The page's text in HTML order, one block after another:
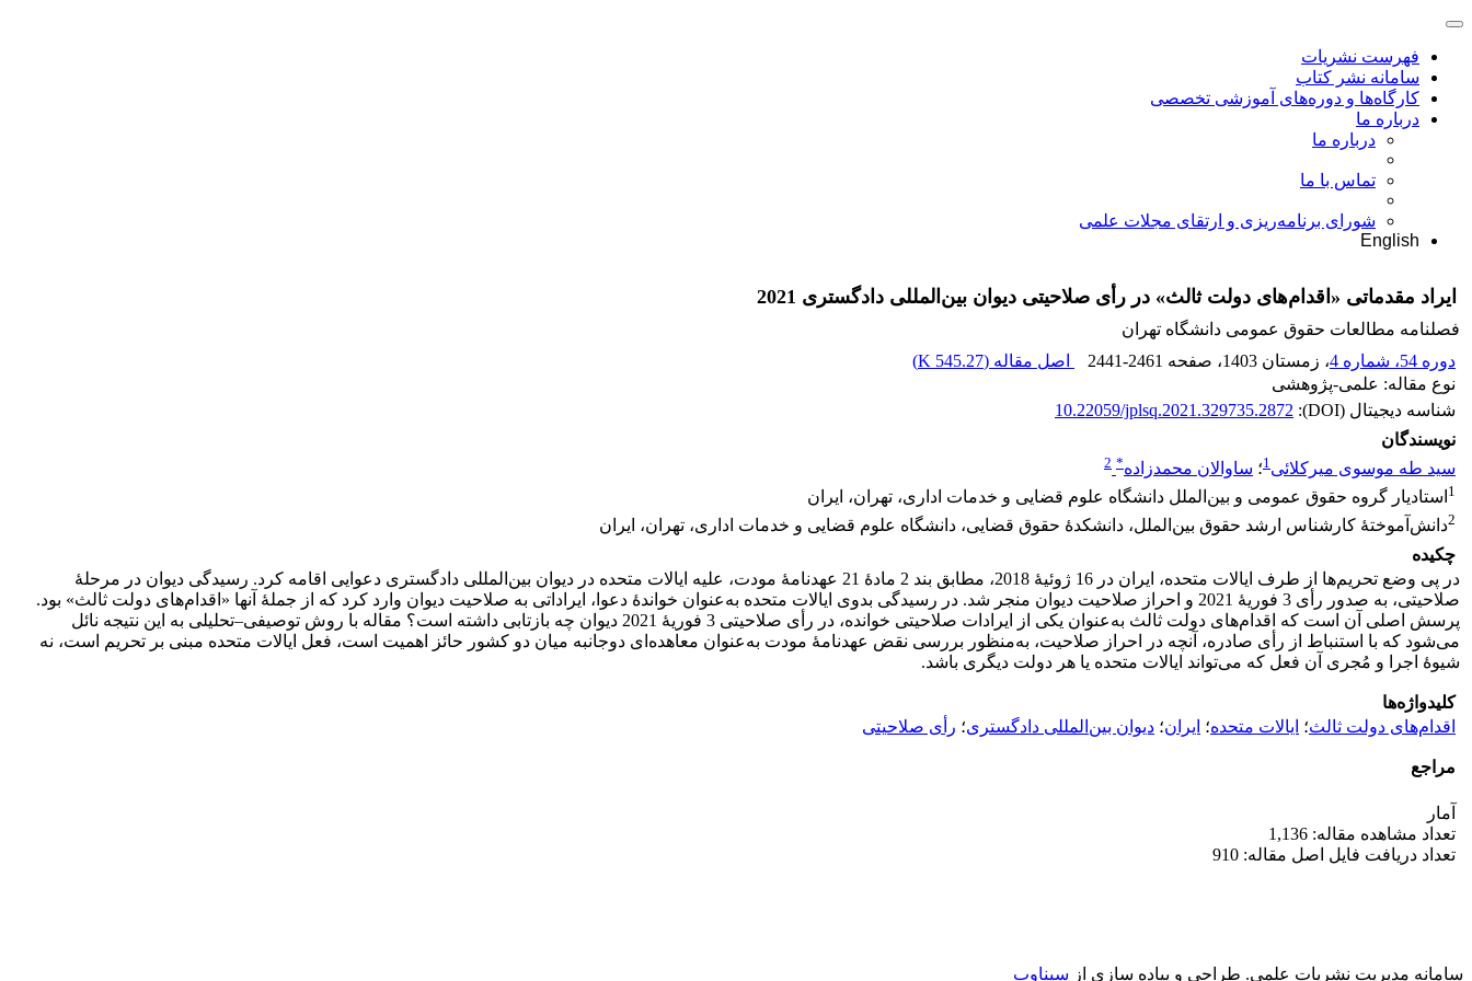
فهرست نشریات
سامانه نشر کتاب
کارگاه‌ها و دوره‌های آموزشی تخصصی
درباره ما
درباره ما
تماس با ما
شورای برنامه‌ریزی و ارتقای مجلات علمی
English
ایراد مقدماتی «اقدام‌های دولت ثالث» در رأی صلاحیتی دیوان بین‌المللی دادگستری 2021
فصلنامه مطالعات حقوق عمومی دانشگاه تهران
دوره 54، شماره 4
، زمستان 1403 ، صفحه 2441-2461 اصل مقاله (545.27 K
)
نوع مقاله: علمی-پژوهشی
شناسه دیجیتال (DOI):
10.22059/jplsq.2021.329735.2872
نویسندگان
سید طه موسوی میرکلائی1؛ ساوالان محمدزاده*
2
1 استادیار گروه حقوق عمومی و بین‌الملل دانشگاه علوم قضایی و خدمات اداری، تهران، ایران
2دانش‌آموختۀ کارشناس ارشد حقوق بین‌الملل، دانشکدۀ حقوق قضایی، دانشگاه علوم قضایی و خدمات اداری، تهران، ایران
چکیده
در پی وضع تحریم‌ها از طرف ایالات متحده، ایران در 16 ژوئیۀ 2018، مطابق بند 2 مادۀ 21 عهدنامۀ مودت، علیه ایالات ‌متحده در دیوان بین‌المللی دادگستری دعوایی اقامه کرد. رسیدگی دیوان در مرحلۀ
صلاحیتی، به صدور رأی 3 فوریۀ 2021 و احراز صلاحیت دیوان منجر شد. در رسیدگی بدوی ایالات ‌متحده به‌عنوان خواندۀ دعوا، ایراداتی به صلاحیت دیوان وارد کرد که از جملۀ آنها «اقدام‌های دولت ثالث» بود.
پرسش اصلی آن است که اقدام‌های دولت ثالث به‌عنوان یکی از ایرادات صلاحیتی خوانده، در رأی صلاحیتی 3 فوریۀ 2021 دیوان چه بازتابی داشته است؟ مقاله با روش توصیفی–تحلیلی به این نتیجه نائل
می‌شود که با استنباط از رأی صادره، آنچه در احراز صلاحیت، به‌منظور بررسی نقض عهدنامۀ مودت به‌عنوان معاهده‌ای دوجانبه میان دو کشور حائز اهمیت است، فعل ایالات متحده مبنی بر تحریم است، نه
شیوۀ اجرا و مُجری آن فعل که می‌تواند ایالات متحده یا هر دولت دیگری باشد.
کلیدواژه‌ها
اقدام‌های دولت ثالث؛ ایالات متحده؛ ایران؛ دیوان بین‌المللی دادگستری؛ رأی صلاحیتی
مراجع
آمار
تعداد مشاهده مقاله: 1,136
تعداد دریافت فایل اصل مقاله: 910
سامانه مدیریت نشریات علمی. طراحی و پیاده سازی از سیناوب